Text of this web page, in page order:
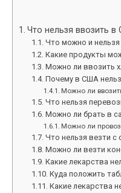
Что нельзя ввозить
Что можно и
Какие продукты
Можно ли ввозить
Почему в США
Можно ли
Что нельзя
Можно ли брать в
Можно ли
Что нельзя везти с
Можно ли везти
Какие лекарства
Куда положить
Какие лекарства